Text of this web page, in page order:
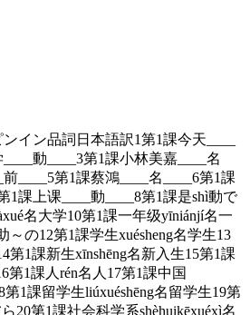
イン品詞日本語訳1第1課今天____
動____3第1課小林美嘉____名
前____5第1課蔡鴻____名____6第1課
1課上课____動____8第1課是shì動で
名大学10第1課一年级yīniánjí名一
～の12第1課学生xuésheng名学生13
第1課新生xīnshēng名新入生15第1課
第1課人rén名人17第1課中国
第1課留学生liúxuéshēng名留学生19第
20第1課社会科学系shèhuikēxuéxì名